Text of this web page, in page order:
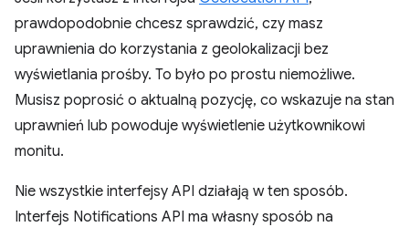
prawdopodobnie chcesz sprawdzić, czy masz
uprawnienia do korzystania z geolokalizacji bez
wyświetlania prośby. To było po prostu niemożliwe.
Musisz poprosić o aktualną pozycję, co wskazuje na stan
uprawnień lub powoduje wyświetlenie użytkownikowi
monitu.
Nie wszystkie interfejsy API działają w ten sposób.
Interfejs Notifications API ma własny sposób na